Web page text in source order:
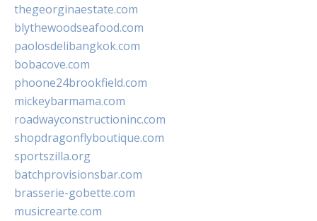
thegeorginaestate.com
blythewoodseafood.com
paolosdelibangkok.com
bobacove.com
phoone24brookfield.com
mickeybarmama.com
roadwayconstructioninc.com
shopdragonflyboutique.com
sportszilla.org
batchprovisionsbar.com
brasserie-gobette.com
musicrearte.com